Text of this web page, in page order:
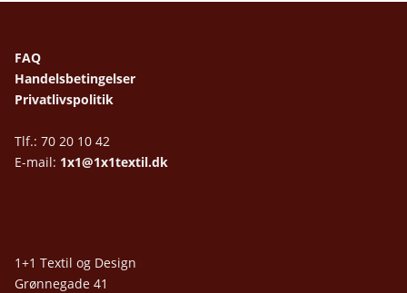
FAQ
Handelsbetingelser
Privatlivspolitik
Tlf.: 70 20 10 42
E-mail: 1x1@1x1textil.dk
1+1 Textil og Design
Grønnegade 41